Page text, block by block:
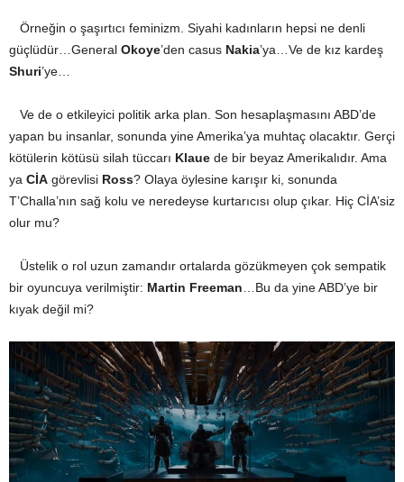
Örneğin o şaşırtıcı feminizm. Siyahi kadınların hepsi ne denli
güçlüdür…General Okoye’den casus Nakia’ya…Ve de kız kardeş
Shuri’ye…
Ve de o etkileyici politik arka plan. Son hesaplaşmasını ABD’de
yapan bu insanlar, sonunda yine Amerika’ya muhtaç olacaktır. Gerçi
kötülerin kötüsü silah tüccarı Klaue de bir beyaz Amerikalıdır. Ama
ya CİA görevlisi Ross? Olaya öylesine karışır ki, sonunda
T’Challa’nın sağ kolu ve neredeyse kurtarıcısı olup çıkar. Hiç CİA’siz
olur mu?
Üstelik o rol uzun zamandır ortalarda gözükmeyen çok sempatik
bir oyuncuya verilmiştir: Martin Freeman…Bu da yine ABD’ye bir
kıyak değil mi?